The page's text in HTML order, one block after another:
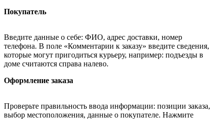
Покупатель
Введите данные о себе: ФИО, адрес доставки, номер
телефона. В поле «Комментарии к заказу» введите сведения,
которые могут пригодиться курьеру, например: подъезды в
доме считаются справа налево.
Оформление заказа
Проверьте правильность ввода информации: позиции заказа,
выбор местоположения, данные о покупателе. Нажмите